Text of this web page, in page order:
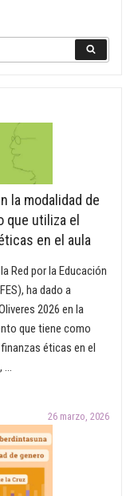
la modalidad de
utiliza el
en el aula
Red por la Educación
ha dado a
2026 en la
que tiene como
éticas en el
…
26 marzo, 2026